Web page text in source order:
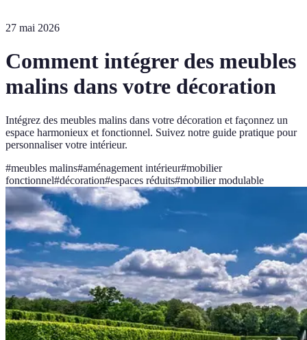
27 mai 2026
Comment intégrer des meubles
malins dans votre décoration
Intégrez des meubles malins dans votre décoration et façonnez un
espace harmonieux et fonctionnel. Suivez notre guide pratique pour
personnaliser votre intérieur.
#meubles malins#aménagement intérieur#mobilier
fonctionnel#décoration#espaces réduits#mobilier modulable